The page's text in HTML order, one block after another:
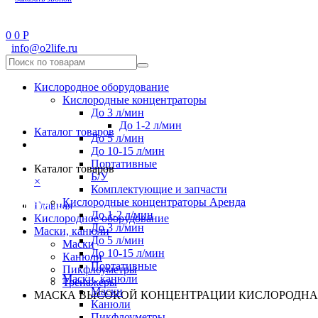
0 0 Р
info@o2life.ru
Кислородное оборудование
Кислородные концентраторы
До 3 л/мин
До 1-2 л/мин
До 5 л/мин
До 10-15 л/мин
Портативные
Б/У
Комплектующие и запчасти
Кислородные концентраторы Аренда
До 1-2 л/мин
До 3 л/мин
До 5 л/мин
До 10-15 л/мин
Портативные
Маски, канюли
Маски
Канюли
Каталог товаров
Каталог товаров
×
8 800 551 02 33
Главная
Кислородное оборудование
Маски, канюли
Маски
Канюли
Пикфлоуметры
Тренажеры
МАСКА ВЫСОКОЙ КОНЦЕНТРАЦИИ